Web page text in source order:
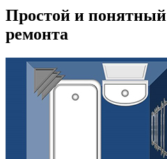
Простой и
ремонта